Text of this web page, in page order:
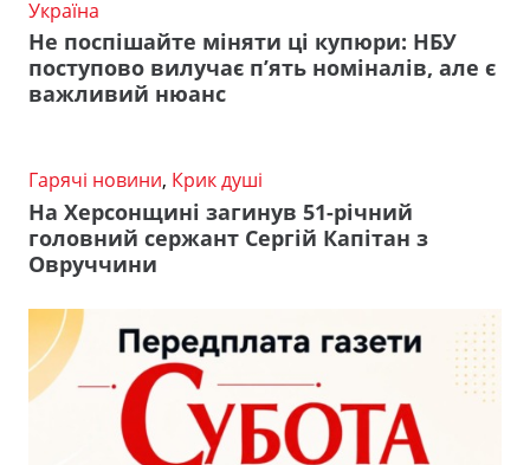
Україна
Не поспішайте міняти ці купюри: НБУ
поступово вилучає п’ять номіналів, але є
важливий нюанс
Гарячі новини, Крик душі
На Херсонщині загинув 51-річний
головний сержант Сергій Капітан з
Овруччини